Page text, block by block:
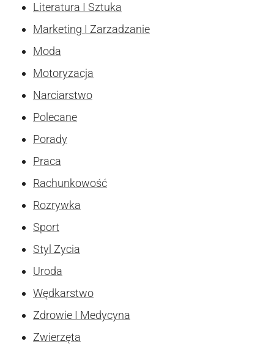
Literatura I Sztuka
Marketing I Zarzadzanie
Moda
Motoryzacja
Narciarstwo
Polecane
Porady
Praca
Rachunkowość
Rozrywka
Sport
Styl Zycia
Uroda
Wędkarstwo
Zdrowie I Medycyna
Zwierzęta